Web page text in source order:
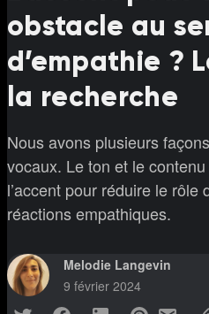
obstacle au
d’empathie ?
la recherche
Nous avons plusieurs
vocaux. Le ton et le
l’accent pour réduire le rôle
réactions empathiques.
Melodie Langevin
9 février 2024